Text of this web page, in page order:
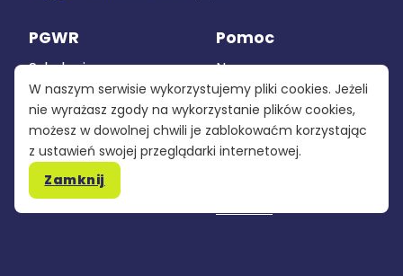
PGWR
Szkolenia
Sprzęt
Produkcja
Pomoc
Nasza grupa
Polityka
prywatności
Kontakt
W naszym serwisie wykorzystujemy pliki cookies. Jeżeli
nie wyrażasz zgody na wykorzystanie plików cookies,
możesz w dowolnej chwili je zablokowaćm korzystając
z ustawień swojej przeglądarki internetowej.
Zamknij